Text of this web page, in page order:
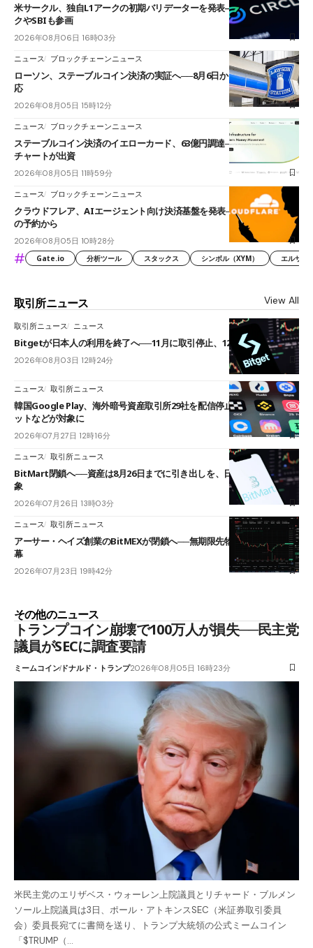
米サークル、独自L1アークの初期バリデーターを発表――ブラックロッ
クやSBIも参画
2026年08月06日 16時03分
ニュース ブロックチェーンニュース
ローソン、ステーブルコイン決済の実証へ──8月6日からJPYCやUSDC対
応
2026年08月05日 15時12分
ニュース ブロックチェーンニュース
ステーブルコイン決済のイエローカード、63億円調達──ソニーやスタン
チャートが出資
2026年08月05日 11時59分
ニュース ブロックチェーンニュース
クラウドフレア、AIエージェント向け決済基盤を発表──まずハンドル名
の予約から
2026年08月05日 10時28分
# Gate.io 分析ツール スタックス シンボル（XYM） エルサル
取引所ニュース View All
取引所ニュース ニュース
Bitgetが日本人の利用を終了へ──11月に取引停止、12月末に強制決済
2026年08月03日 12時24分
ニュース 取引所ニュース
韓国Google Play、海外暗号資産取引所29社を配信停止──OKXやバイビ
ットなどが対象に
2026年07月27日 12時16分
ニュース 取引所ニュース
BitMart閉鎖へ──資産は8月26日までに引き出しを、日本人利用者も対
象
2026年07月26日 13時03分
ニュース 取引所ニュース
アーサー・ヘイズ創業のBitMEXが閉鎖へ──無期限先物を生んだ11年に
幕
2026年07月23日 19時42分
その他のニュース
トランプコイン崩壊で100万人が損失──民主党
議員がSECに調査要請
ミームコインドナルド・トランプ2026年08月05日 16時23分
米民主党のエリザベス・ウォーレン上院議員とリチャード・ブルメン
ソール上院議員は3日、ポール・アトキンスSEC（米証券取引委員
会）委員長宛てに書簡を送り、トランプ大統領の公式ミームコイン
「$TRUMP（…